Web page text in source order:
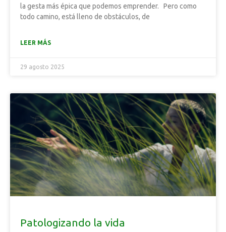
la gesta más épica que podemos emprender. Pero como
todo camino, está lleno de obstáculos, de
LEER MÁS
29 agosto 2025
Patologizando la vida